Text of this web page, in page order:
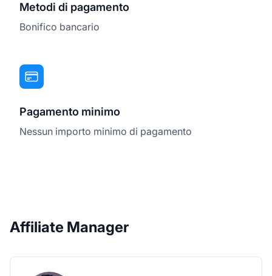
Metodi di pagamento
Bonifico bancario
Pagamento minimo
Nessun importo minimo di pagamento
Affiliate Manager